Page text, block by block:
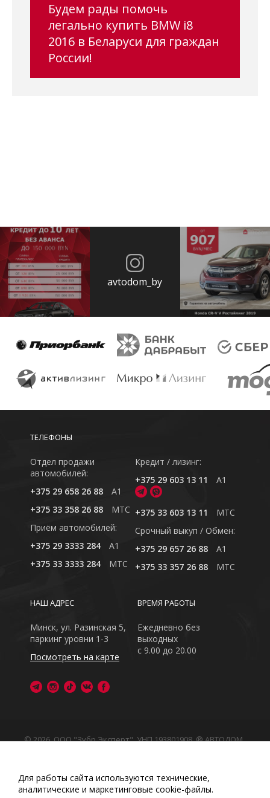
Будем рады помочь
легально купить BMW i8
2016 в Беларуси для граждан
России!
avtodom_by
ТЕЛЕФОНЫ
Отдел продажи
автомобилей:
+375 29 658 26 88
A1
+375 33 358 26 88
MTC
Приём автомобилей:
+375 29 3333 284
A1
+375 33 3333 284
MTC
Кредит / лизинг:
+375 29 603 13 11
A1
+375 33 603 13 11
MTC
Cрочный выкуп / Обмен:
+375 29 657 26 88
A1
+375 33 357 26 88
MTC
ВРЕМЯ РАБОТЫ
Ежедневно без
выходных
с 9.00 до 20.00
НАШ АДРЕС
Минск, ул. Разинская 5,
паркинг уровни 1-3
Посмотреть на карте
© 2026, ООО "Зубр Эксперт", УНП 193801908. ® АВТОДОМ
Обращаем Ваше внимание на то, что данный интернет-
сайт носит исключительно информационный характер
Любое использование либо копирование материалов
Для работы сайта используются технические,
аналитические и маркетинговые сооkіе-файлы.